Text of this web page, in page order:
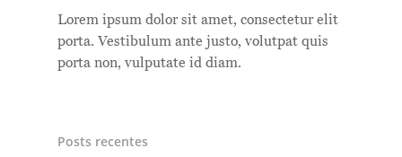
Lorem ipsum dolor sit amet, consectetur elit
porta. Vestibulum ante justo, volutpat quis
porta non, vulputate id diam.
Posts recentes